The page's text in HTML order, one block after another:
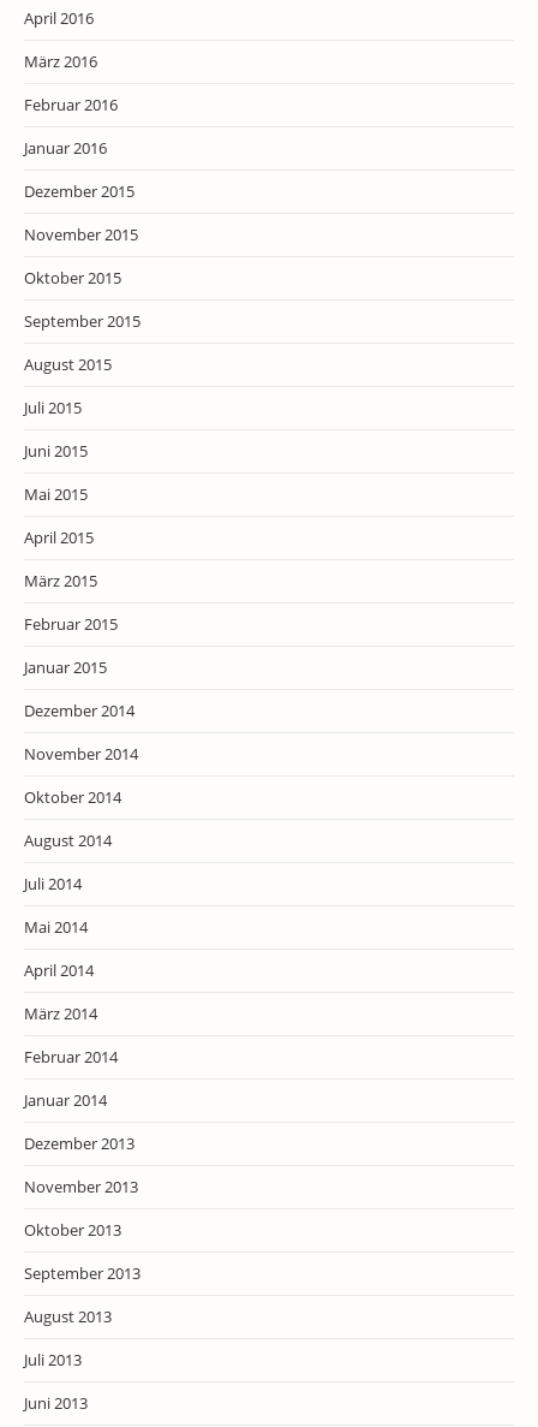
April 2016
März 2016
Februar 2016
Januar 2016
Dezember 2015
November 2015
Oktober 2015
September 2015
August 2015
Juli 2015
Juni 2015
Mai 2015
April 2015
März 2015
Februar 2015
Januar 2015
Dezember 2014
November 2014
Oktober 2014
August 2014
Juli 2014
Mai 2014
April 2014
März 2014
Februar 2014
Januar 2014
Dezember 2013
November 2013
Oktober 2013
September 2013
August 2013
Juli 2013
Juni 2013